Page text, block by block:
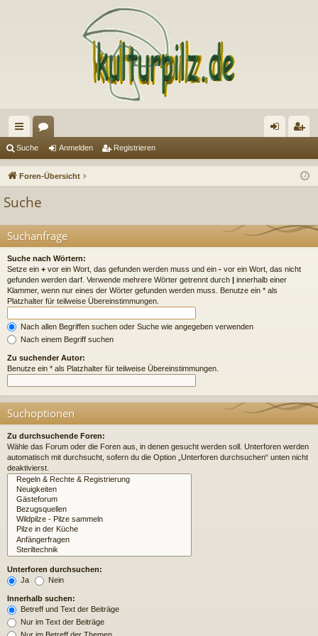
ch
ne
riff
en m
n
ist
n
Suche Anmelden Registrieren
Foren-Übersicht
Suche
Suchanfrage
Suche nach Wörtern:
Setze ein + vor ein Wort, das gefunden werden muss und ein - vor ein Wort, das nicht
gefunden werden darf. Verwende mehrere Wörter getrennt durch | innerhalb einer
Klammer, wenn nur eines der Wörter gefunden werden muss. Benutze ein * als
Platzhalter für teilweise Übereinstimmungen.
Nach allen Begriffen suchen oder Suche wie angegeben verwenden
Nach einem Begriff suchen
Zu suchender Autor:
Benutze ein * als Platzhalter für teilweise Übereinstimmungen.
Suchoptionen
Zu durchsuchende Foren:
Wähle das Forum oder die Foren aus, in denen gesucht werden soll. Unterforen werden
automatisch mit durchsucht, sofern du die Option „Unterforen durchsuchen“ unten nicht
deaktivierst.
Unterforen durchsuchen:
Ja
Nein
Innerhalb suchen:
Betreff und Text der Beiträge
Nur im Text der Beiträge